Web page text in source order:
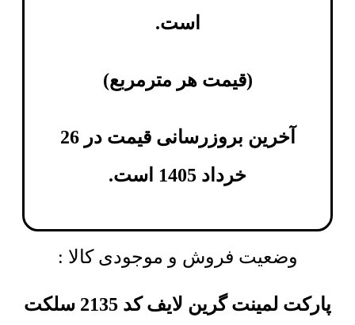
است.
(قیمت هر مترمربع)
آخرین بروزرسانی قیمت در 26
خرداد 1405 است.
وضعیت فروش و موجودی کالا :
پارکت لمینت گرین لایف کد 2135 سلکت